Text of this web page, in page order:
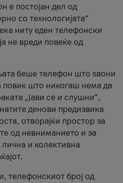
е постојан дел од
со технологијата“
ниту еден телефонски
не вреди повеќе од
беше телефон што ѕвони
повик што никогаш нема да
„Јави се и слушни“,
денови предизвика
отворајќи простор за
од невниманието и за
и колективна
телефонскиот број од